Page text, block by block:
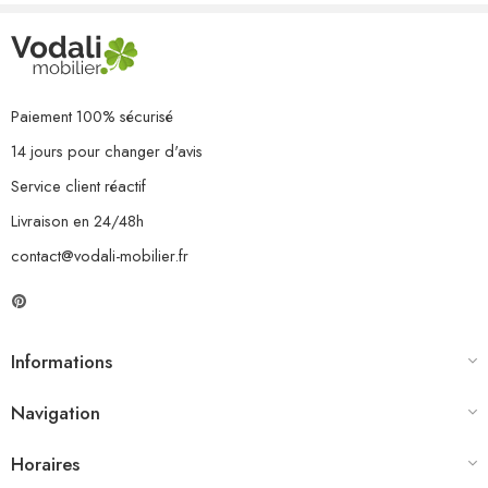
Paiement 100% sécurisé
14 jours pour changer d'avis
Service client réactif
Livraison en 24/48h
contact@vodali-mobilier.fr
Informations
Navigation
Horaires